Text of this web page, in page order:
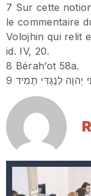
7 Sur cette
le commentaire
Volojhin qui relit
id. IV, 20.
8 Bérah’ot 58a.
יְהוָה לְנֶגְדִּי תָמִיד